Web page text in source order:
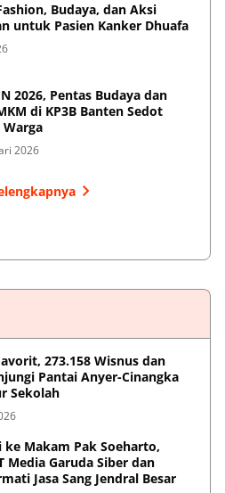
Budaya, dan Aksi
untuk Pasien Kanker Dhuafa
2026, Pentas Budaya dan
di KP3B Banten Sedot
2026
273.158 Wisnus dan
Pantai Anyer-Cinangka
Sekolah
ke Makam Pak Soeharto,
Media Garuda Siber dan
Jasa Sang Jendral Besar